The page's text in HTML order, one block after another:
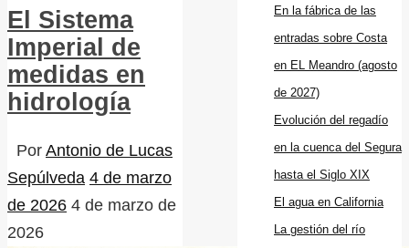
El Sistema
Imperial de
medidas en
hidrología
Por Antonio de Lucas
Sepúlveda 4 de marzo
de 2026 4 de marzo de
2026
En la fábrica de las
entradas sobre Costa
en EL Meandro (agosto
de 2027)
Evolución del regadío
en la cuenca del Segura
hasta el Siglo XIX
El agua en California
La gestión del río